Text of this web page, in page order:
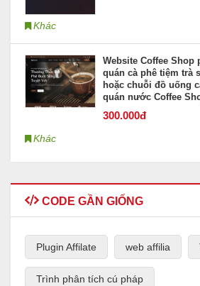
Khác
Website Coffee Shop
quán cà phê tiệm trà
hoặc chuỗi đồ uống
quán nước Coffee
300.000đ
Khác
CODE GẦN GIỐNG
Plugin Affilate web affilia
Trình phân tích cú pháp